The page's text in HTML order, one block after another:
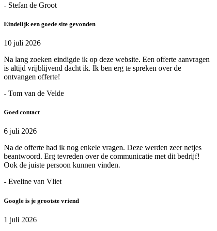
- Stefan de Groot
Eindelijk een goede site gevonden
10 juli 2026
Na lang zoeken eindigde ik op deze website. Een offerte aanvragen
is altijd vrijblijvend dacht ik. Ik ben erg te spreken over de
ontvangen offerte!
- Tom van de Velde
Goed contact
6 juli 2026
Na de offerte had ik nog enkele vragen. Deze werden zeer netjes
beantwoord. Erg tevreden over de communicatie met dit bedrijf!
Ook de juiste persoon kunnen vinden.
- Eveline van Vliet
Google is je grootste vriend
1 juli 2026